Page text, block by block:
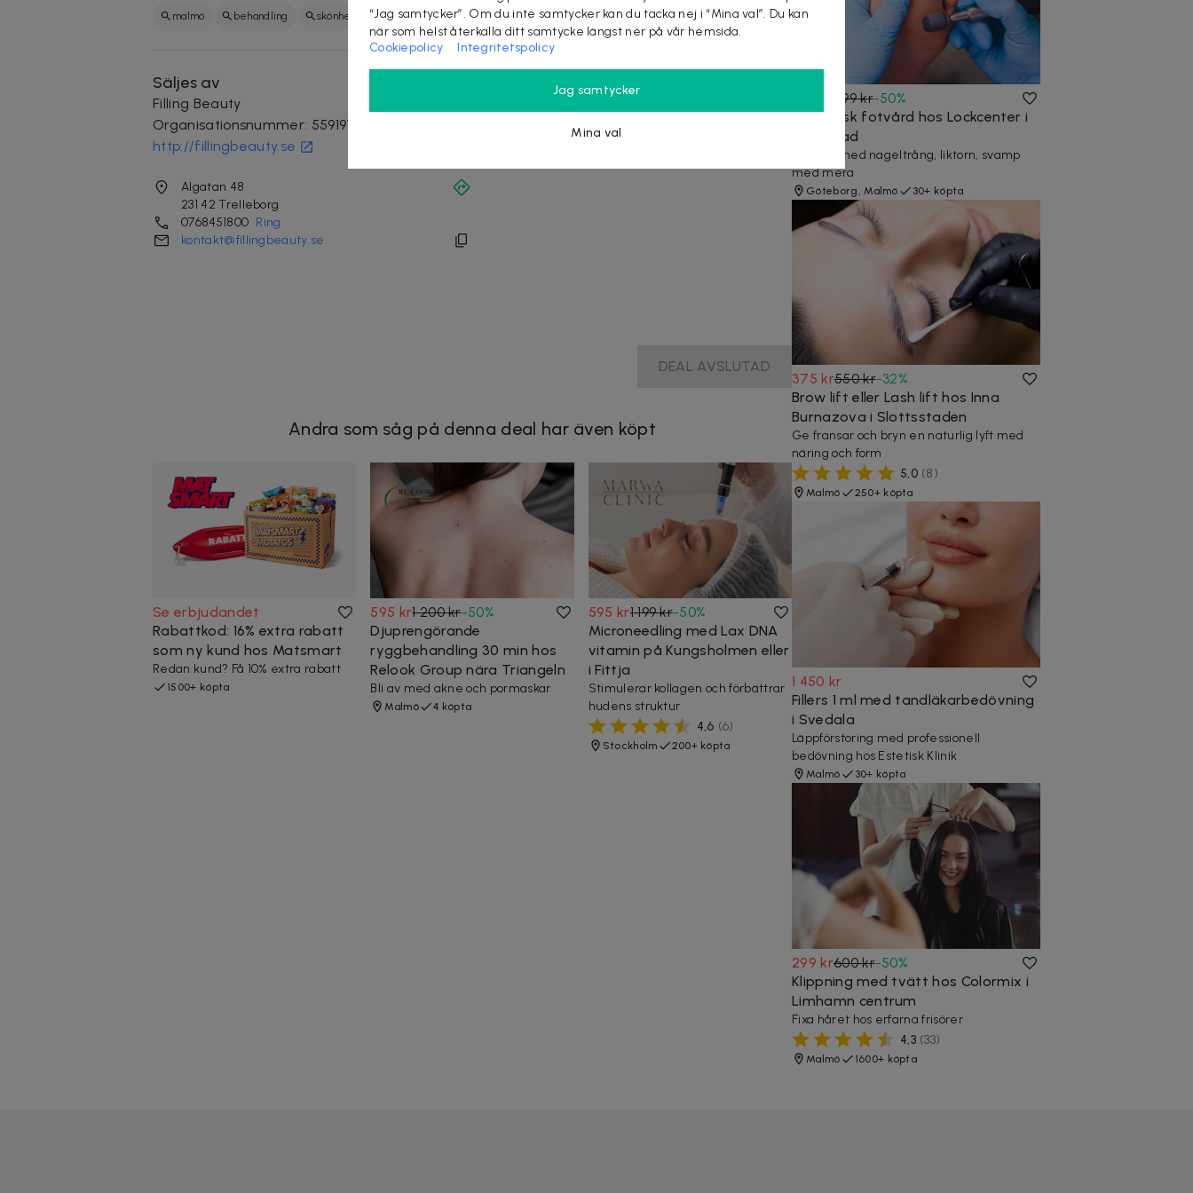
malmö behandling skönhet
Säljes av
Filling Beauty
Organisationsnummer: 559197-5809
http://fillingbeauty.se
Algatan 48
231 42 Trelleborg
0768451800 Ring
kontakt@fillingbeauty.se
DEAL AVSLUTAD
Andra som såg på denna deal har även köpt
Se erbjudandet
Rabattkod: 16% extra rabatt
som ny kund hos Matsmart
Redan kund? Få 10% extra rabatt
1500+ köpta
595 kr1 200 kr-50%
Djuprengörande
ryggbehandling 30 min hos
Relook Group nära Triangeln
Bli av med akne och pormaskar
Malmö 4 köpta
595 kr1 199 kr-50%
Microneedling med Lax DNA
vitamin på Kungsholmen eller
i Fittja
Stimulerar kollagen och förbättrar
hudens struktur
4,6 (6)
Stockholm 200+ köpta
899 kr-50%
Medicinsk fotvård hos Lockcenter i
Halmstad
Få hjälp med nageltrång, liktorn, svamp
med mera
Göteborg, Malmö 30+ köpta
375 kr550 kr-32%
Brow lift eller Lash lift hos Inna
Burnazova i Slottsstaden
Ge fransar och bryn en naturlig lyft med
näring och form
5,0 (8)
Malmö 250+ köpta
1 450 kr
Fillers 1 ml med tandläkarbedövning
i Svedala
Läppförstoring med professionell
bedövning hos Estetisk Klinik
Malmö 30+ köpta
299 kr600 kr-50%
Klippning med tvätt hos Colormix i
Limhamn centrum
Fixa håret hos erfarna frisörer
4,3 (33)
Malmö 1600+ köpta
“Jag samtycker”. Om du inte samtycker kan du tacka nej i “Mina val”. Du kan
när som helst återkalla ditt samtycke längst ner på vår hemsida.
Cookiepolicy
Integritetspolicy
Jag samtycker
Mina val